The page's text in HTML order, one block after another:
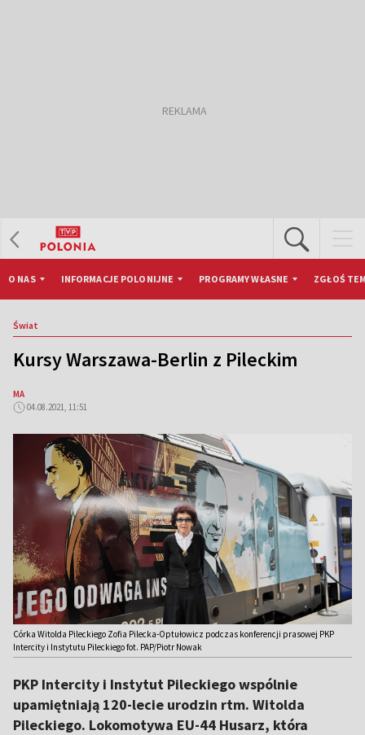
O NAS INFORMACJE POLONIJNE PROGRAMY WŁASNE ZGŁOŚ
Świat
Kursy Warszawa-Berlin z Pileckim
MA
04.08.2021, 11:51
Córka Witolda Pileckiego Zofia Pilecka-Optułowicz podczas konferencji prasowej PKP
Intercity i Instytutu Pileckiego fot. PAP/Piotr Nowak
PKP Intercity i Instytut Pileckiego wspólnie
upamiętniają 120-lecie urodzin rtm. Witolda
Pileckiego. Lokomotywa EU-44 Husarz, która